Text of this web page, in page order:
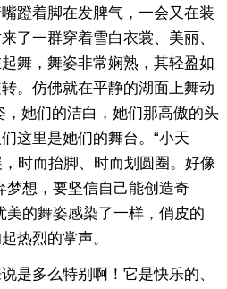
蹬着脚在发脾气，一会又在装
了一群穿着雪白衣裳、美丽、
舞，舞姿非常娴熟，其轻盈如
。仿佛就在平静的湖面上舞动
她们的洁白，她们那高傲的头
这里是她们的舞台。“小天
，时而抬脚、时而划圆圈。好像
梦想，要坚信自己能创造奇
美的舞姿感染了一样，俏皮的
热烈的掌声。
多么特别啊！它是快乐的、